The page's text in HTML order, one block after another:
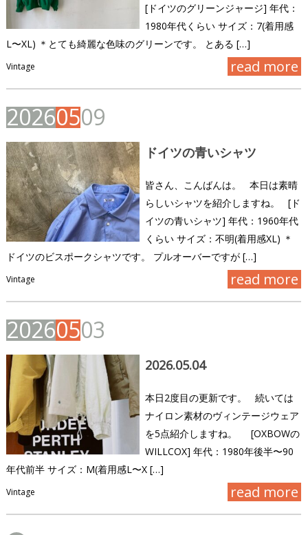
[ドイツのグリーンジャージ] 年代：
1980年代くらい サイズ：7(着用感
L〜XL) ＊とても綺麗な色味のグリーンです。 とある […]
Vintage read more
20260509
ドイツの青いシャツ
皆さん、こんばんは。 本日は素晴
らしいシャツを紹介しますね。 [ド
イツの青いシャツ] 年代：1960年代
くらい サイズ：不明(着用感XL) ＊
ドイツのビスポークシャツです。 プルオーバーですが […]
Vintage read more
20260503
2026.05.04
本日2度目の更新です。 続いては
ナイロン素材のヴィンテージウェア
を5点紹介しますね。 [OXBOWの
WILLCOX] 年代：1980年後半〜90
年代前半 サイズ：M(着用感L〜X […]
Vintage read more